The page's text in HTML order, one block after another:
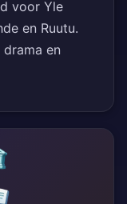
voor Yle
en Ruutu.
en